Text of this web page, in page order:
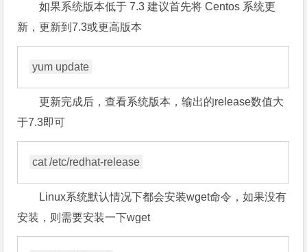
如果系统版本低于 7.3 建议首先将 Centos 系统更
新，更新到7.3或更高版本
yum update
更新完成后，查看系统版本，输出的release数值大
于7.3即可
cat /etc/redhat-release
Linux系统默认情况下都会安装wget命令，如果没有
安装，则需要安装一下wget